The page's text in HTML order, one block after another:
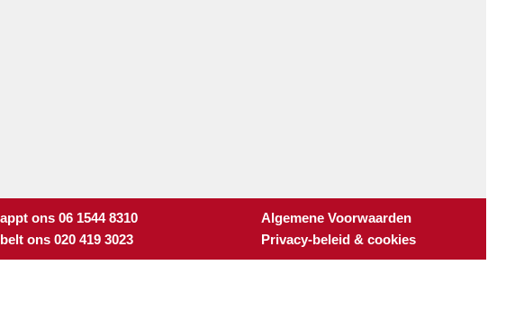
ons 06 1544 8310
ons 020 419 3023
Algemene Voorwaarden
Privacy-beleid & cookies